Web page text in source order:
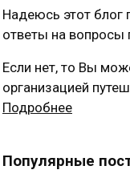
Надеюсь этот блог
ответы на вопросы
Если нет, то Вы
организацией
Подробнее
Популярные